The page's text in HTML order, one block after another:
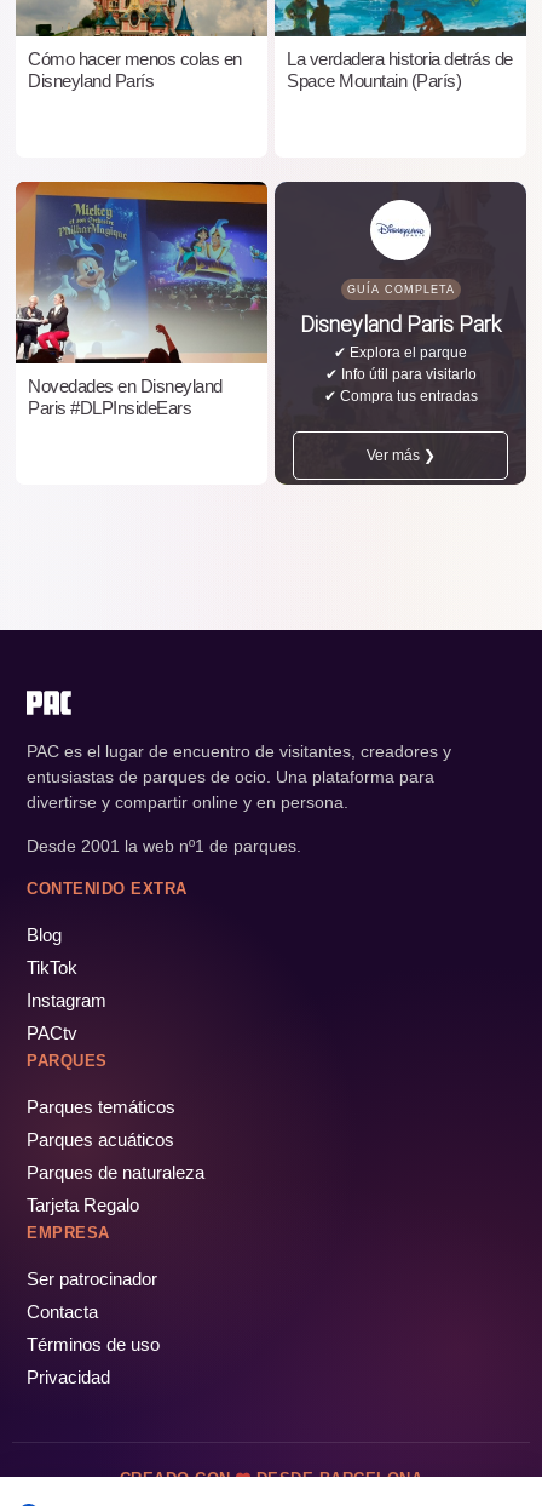
Cómo hacer menos colas en
Disneyland París
La verdadera historia detrás de
Space Mountain (París)
Novedades en Disneyland
Paris #DLPInsideEars
GUÍA COMPLETA
Disneyland Paris Park
✔ Explora el parque
✔ Info útil para visitarlo
✔ Compra tus entradas
Ver más ❯
PAC es el lugar de encuentro de visitantes, creadores y
entusiastas de parques de ocio. Una plataforma para
divertirse y compartir online y en persona.
Desde 2001 la web nº1 de parques.
CONTENIDO EXTRA
Blog
TikTok
Instagram
PACtv
PARQUES
Parques temáticos
Parques acuáticos
Parques de naturaleza
Tarjeta Regalo
EMPRESA
Ser patrocinador
Contacta
Términos de uso
Privacidad
CREADO CON DESDE BARCELONA